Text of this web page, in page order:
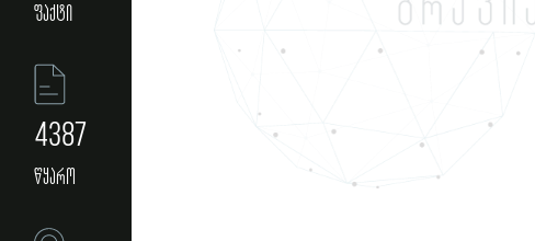
ფაქტი
4387
წყარო